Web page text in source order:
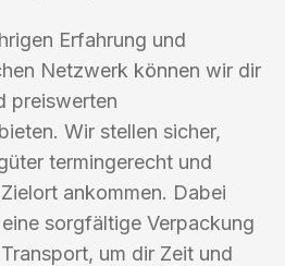
Erfahrung und
Netzwerk können wir dir
preiswerten
Wir stellen sicher,
termingerecht und
ankommen. Dabei
sorgfältige Verpackung
um dir Zeit und